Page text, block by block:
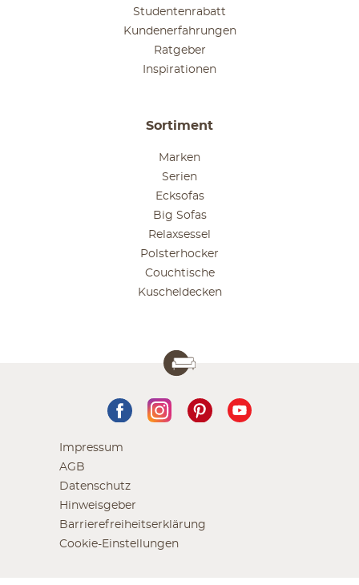
Studentenrabatt
Kundenerfahrungen
Ratgeber
Inspirationen
Sortiment
Marken
Serien
Ecksofas
Big Sofas
Relaxsessel
Polsterhocker
Couchtische
Kuscheldecken
Impressum
AGB
Datenschutz
Hinweisgeber
Barrierefreiheitserklärung
Cookie-Einstellungen